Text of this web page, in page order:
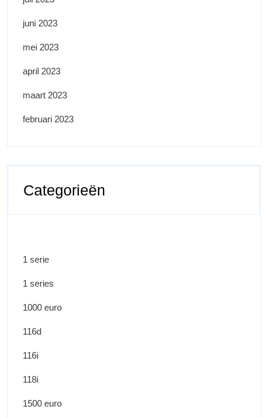
juni 2023
mei 2023
april 2023
maart 2023
februari 2023
Categorieën
1 serie
1 series
1000 euro
116d
116i
118i
1500 euro